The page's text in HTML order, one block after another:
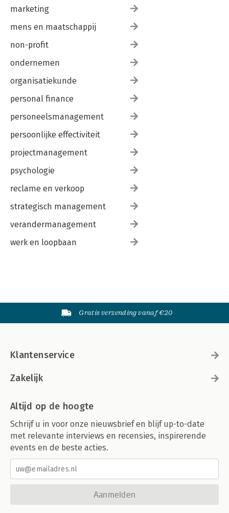
marketing
mens en maatschappij
non-profit
ondernemen
organisatiekunde
personal finance
personeelsmanagement
persoonlijke effectiviteit
projectmanagement
psychologie
reclame en verkoop
strategisch management
verandermanagement
werk en loopbaan
Gratis verzending vanaf €20
Klantenservice
Zakelijk
Altijd op de hoogte
Schrijf u in voor onze nieuwsbrief en blijf up-to-date
met relevante interviews en recensies, inspirerende
events en de beste acties.
Aanmelden